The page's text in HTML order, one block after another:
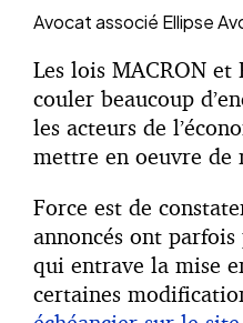
Avocat associé Ellipse
Les lois MACRON et
couler beaucoup
les acteurs de
mettre en oeuvre de
Force est de
annoncés ont
qui entrave la mise
certaines